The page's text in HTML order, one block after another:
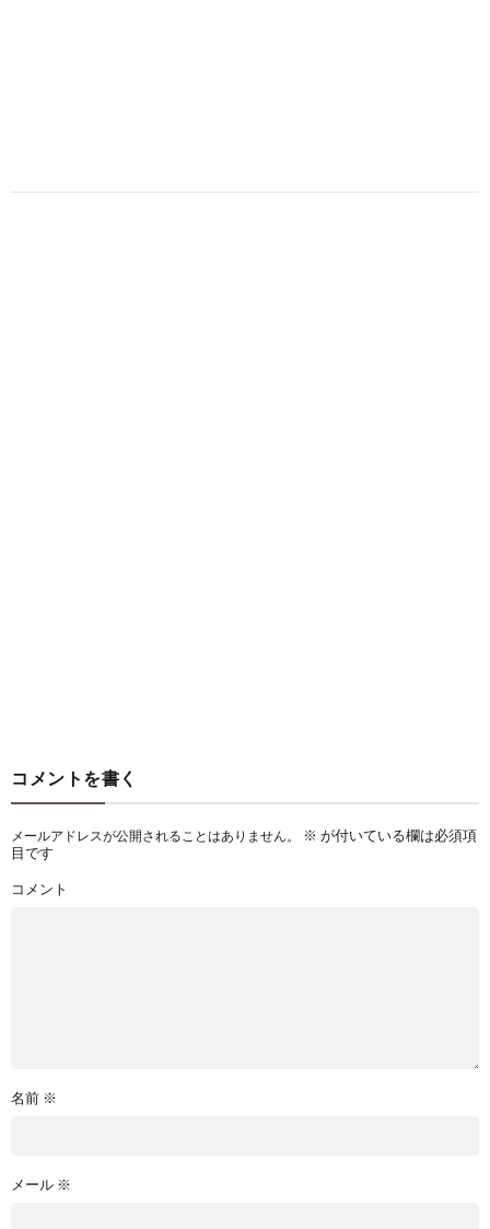
コメントを書く
メールアドレスが公開されることはありません。 ※ が付いている欄は必須項
目です
コメント
名前 ※
メール ※